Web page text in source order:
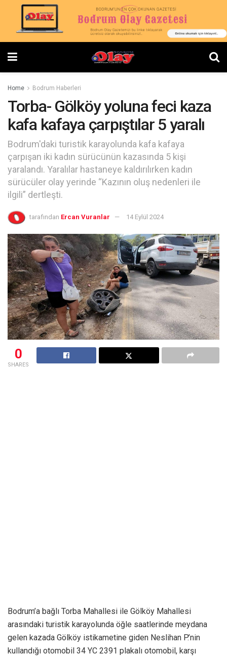
Home Bodrum Haberleri
Torba- Gölköy yoluna feci kaza
kafa kafaya çarpıştılar 5 yaralı
Bodrum'daki turistik karayolunda kafa kafaya
çarpışan iki kadın sürücünün kazasında 5 kişi
yaralandı. Yaralılar hastaneye kaldırılırken kadın
sürücüler olay yerinde “Kazının oluş nedenleri ile
ilgili” dertleşti.
tarafından Ercan Vuranlar 14 Eylül 2024
0
SHARES
Bodrum’a bağlı Torba Mahallesi ile Gölköy Mahallesi
arasındaki turistik karayolunda öğle saatlerinde meydana
gelen kazada Gölköy istikametine giden Neslihan P.’nin
kullandığı otomobil 34 YC 2391 plakalı otomobil, karşı